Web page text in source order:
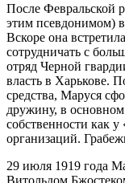
После Февральской
этим псевдонимом)
Вскоре она
сотрудничать с
отряд Черной
власть в Харькове.
средства, Маруся
дружину, в
собственности как
организаций.
29 июля 1919 года
Витольдом